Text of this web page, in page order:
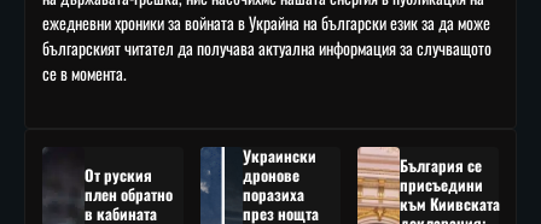
ежедневни хроники за войната в Украйна на български език за да може
българският читател да получава актуална информация за случващото
се в момента.
От руския
плен обратно
в кабината
Украински
дронове
поразиха
през нощта
България се
присъедини
към Киивската